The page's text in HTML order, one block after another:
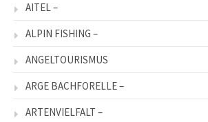
AITEL –
ALPIN FISHING –
ANGELTOURISMUS
ARGE BACHFORELLE –
ARTENVIELFALT –